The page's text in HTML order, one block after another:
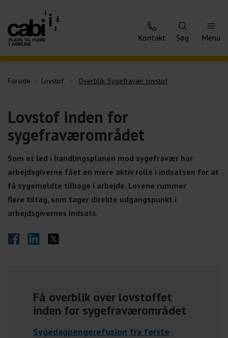
Kontakt Søg Menu
Forside Lovstof Overblik: Sygefravær lovstof
Lovstof inden for
sygefraværområdet
Som et led i handlingsplanen mod sygefravær har
arbejdsgiverne fået en mere aktiv rolle i indsatsen for at
få sygemeldte tilbage i arbejde. Lovene rummer
flere tiltag, som tager direkte udgangspunkt i
arbejdsgivernes indsats.
Del på Facebook
Del på LinkedIn
Del på Twitter
Få overblik over lovstoffet
inden for sygefraværområdet
Sygedagpengerefusion fra første